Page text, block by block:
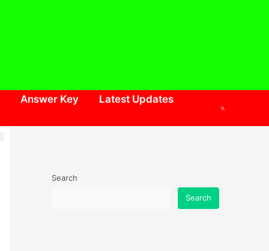
Answer Key Latest Updates
Search
Search
Search